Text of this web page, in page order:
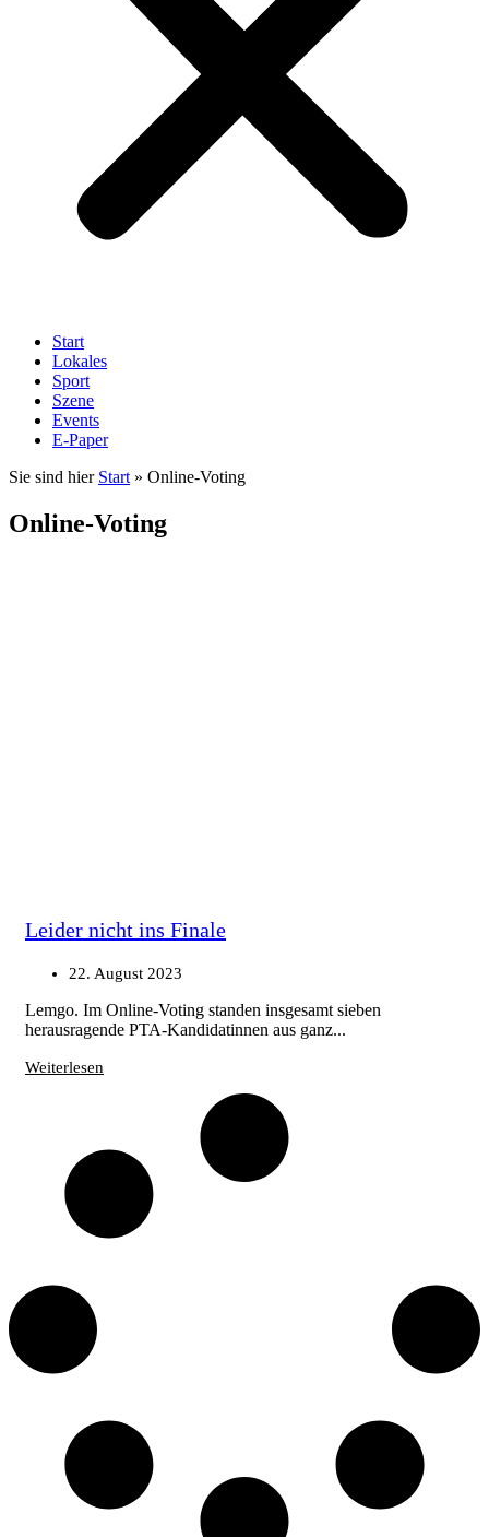
Start
Lokales
Sport
Szene
Events
E-Paper
Sie sind hier Start » Online-Voting
Online-Voting
Leider nicht ins Finale
22. August 2023
Lemgo. Im Online-Voting standen insgesamt sieben
herausragende PTA-Kandidatinnen aus ganz...
Weiterlesen